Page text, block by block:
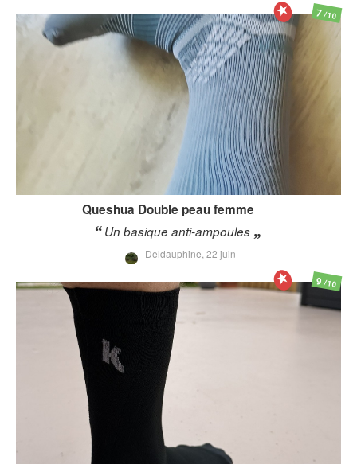
Queshua Double peau femme
Un basique anti-ampoules
Deldauphine, 22 juin
7/10
9/10